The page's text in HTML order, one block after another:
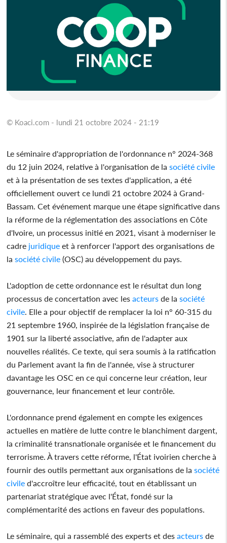
© Koaci.com - lundi 21 octobre 2024 - 21:19
Le séminaire d'appropriation de l'ordonnance n° 2024-368
du 12 juin 2024, relative à l'organisation de la société civile
et à la présentation de ses textes d'application, a été
officiellement ouvert ce lundi 21 octobre 2024 à Grand-
Bassam. Cet événement marque une étape significative dans
la réforme de la réglementation des associations en Côte
d'Ivoire, un processus initié en 2021, visant à moderniser le
cadre juridique et à renforcer l'apport des organisations de
la société civile (OSC) au développement du pays.
L'adoption de cette ordonnance est le résultat dun long
processus de concertation avec les acteurs de la société
civile . Elle a pour objectif de remplacer la loi n° 60-315 du
21 septembre 1960, inspirée de la législation française de
1901 sur la liberté associative, afin de l'adapter aux
nouvelles réalités. Ce texte, qui sera soumis à la ratification
du Parlement avant la fin de l'année, vise à structurer
davantage les OSC en ce qui concerne leur création, leur
gouvernance, leur financement et leur contrôle.
L'ordonnance prend également en compte les exigences
actuelles en matière de lutte contre le blanchiment dargent,
la criminalité transnationale organisée et le financement du
terrorisme. À travers cette réforme, l'État ivoirien cherche à
fournir des outils permettant aux organisations de la société
civile d'accroître leur efficacité, tout en établissant un
partenariat stratégique avec l'État, fondé sur la
complémentarité des actions en faveur des populations.
Le séminaire, qui a rassemblé des experts et des acteurs de